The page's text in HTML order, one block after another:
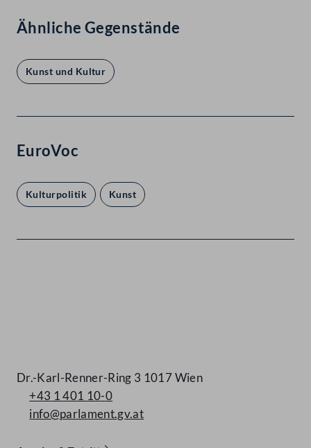
Ähnliche Gegenstände
Kunst und Kultur
EuroVoc
Kulturpolitik Kunst
Dr.-Karl-Renner-Ring 3 1017 Wien
+43 1 401 10-0
info@parlament.gv.at